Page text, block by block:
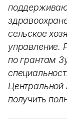
сельское
управление.
по грантам
получить